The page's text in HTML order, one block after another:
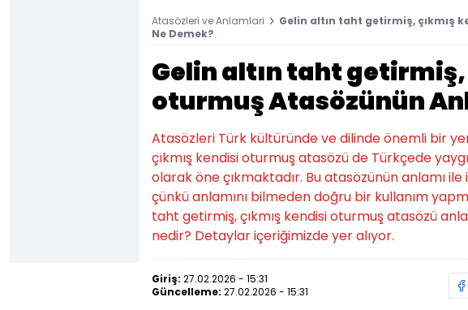
Atasözleri ve Anlamlari
Gelin altın taht getirmiş, çıkmış
Ne Demek?
Gelin altın taht getirmiş,
oturmuş Atasözünün
Atasözleri Türk kültüründe ve dilinde önemli bir
çıkmış kendisi oturmuş atasözü de Türkçede
olarak öne çıkmaktadır. Bu atasözünün anlamı
çünkü anlamını bilmeden doğru bir kullanım
taht getirmiş, çıkmış kendisi oturmuş atasözü
nedir? Detaylar içeriğimizde yer alıyor.
Giriş: 27.02.2026 - 15:31
Güncelleme: 27.02.2026 - 15:31